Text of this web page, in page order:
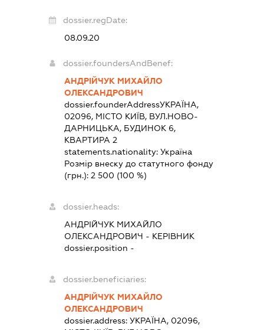
dossier.regDate:
08.09.20
dossier.foundersAndBenef:
АНДРІЙЧУК МИХАЙЛО
ОЛЕКСАНДРОВИЧ
dossier.founderAddressУКРАЇНА,
02096, МІСТО КИЇВ, ВУЛ.НОВО-
ДАРНИЦЬКА, БУДИНОК 6,
КВАРТИРА 2
statements.nationality:Україна
Розмір внеску до статутного фонду
(грн.):2 500 (100 %)
dossier.heads:
АНДРІЙЧУК МИХАЙЛО
ОЛЕКСАНДРОВИЧ - КЕРІВНИК
dossier.position -
dossier.beneficiaries:
АНДРІЙЧУК МИХАЙЛО
ОЛЕКСАНДРОВИЧ
dossier.address:УКРАЇНА, 02096,